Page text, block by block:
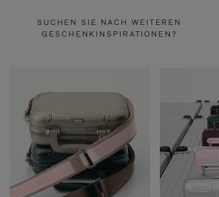
SUCHEN SIE NACH WEITEREN
GESCHENKINSPIRATIONEN?